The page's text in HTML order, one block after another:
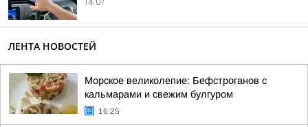
14:07
ЛЕНТА НОВОСТЕЙ
Морское великолепие: Бефстроганов с
кальмарами и свежим булгуром
16:25